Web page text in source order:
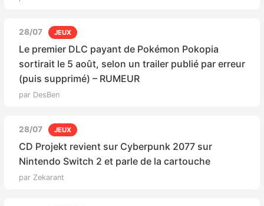
28/07 JEUX
Le premier DLC payant de Pokémon Pokopia
sortirait le 5 août, selon un trailer publié par erreur
(puis supprimé) – RUMEUR
par DesBen
28/07 JEUX
CD Projekt revient sur Cyberpunk 2077 sur
Nintendo Switch 2 et parle de la cartouche
par Zekarant